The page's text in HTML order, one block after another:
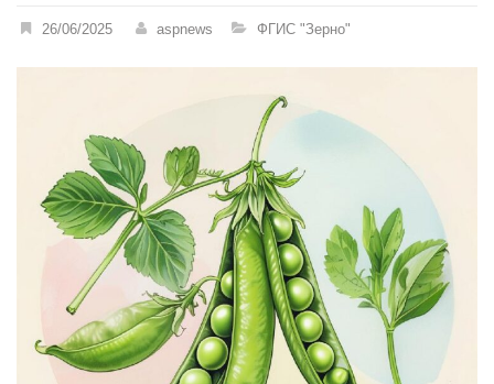
26/06/2025 aspnews ФГИС "Зерно"